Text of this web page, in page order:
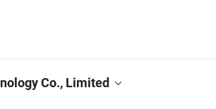
Co., Limited